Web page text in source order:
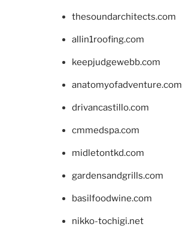
thesoundarchitects.com
allin1roofing.com
keepjudgewebb.com
anatomyofadventure.com
drivancastillo.com
cmmedspa.com
midletontkd.com
gardensandgrills.com
basilfoodwine.com
nikko-tochigi.net